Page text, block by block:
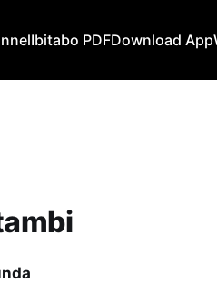
Ibitabo PDFDownload App